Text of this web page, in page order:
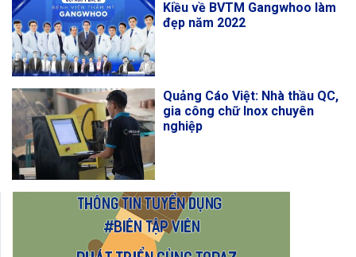
Kiều về BVTM Gangwhoo làm
đẹp năm 2022
Quảng Cáo Việt: Nhà thầu QC,
gia công chữ Inox chuyên
nghiệp